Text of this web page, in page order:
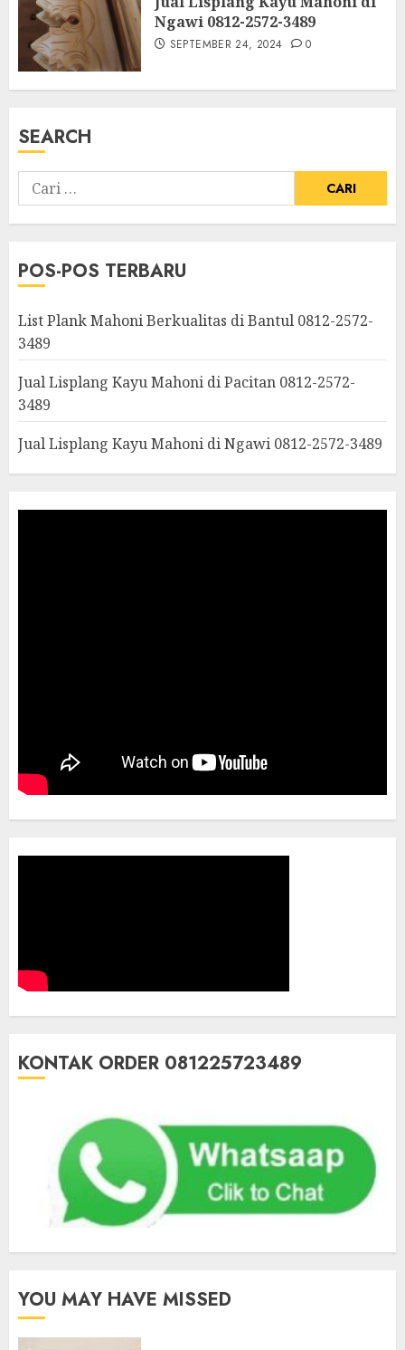
Ngawi 0812-2572-3489
SEPTEMBER 24, 2024 0
SEARCH
POS-POS TERBARU
List Plank Mahoni Berkualitas di Bantul 0812-2572-
3489
Jual Lisplang Kayu Mahoni di Pacitan 0812-2572-
3489
Jual Lisplang Kayu Mahoni di Ngawi 0812-2572-3489
KONTAK ORDER 081225723489
YOU MAY HAVE MISSED